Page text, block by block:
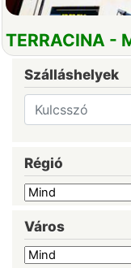
TERRACINA -
Szálláshelyek
Régió
Város